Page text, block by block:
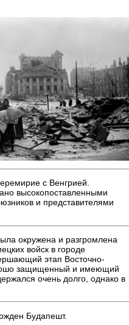
с Венгрией.
высокопоставленными
и представителями
окружена и разгромлена
войск в городе
этап Восточно-
защищенный и имеющий
очень долго, однако в
Будапешт.